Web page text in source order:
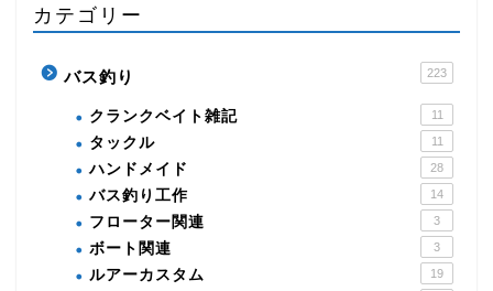
カテゴリー
バス釣り 223
クランクベイト雑記 11
タックル 11
ハンドメイド 28
バス釣り工作 14
フローター関連 3
ボート関連 3
ルアーカスタム 19